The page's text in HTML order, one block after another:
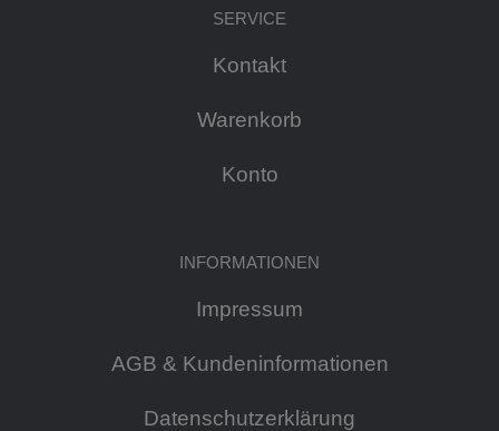
SERVICE
Kontakt
Warenkorb
Konto
INFORMATIONEN
Impressum
AGB & Kundeninformationen
Datenschutzerklärung